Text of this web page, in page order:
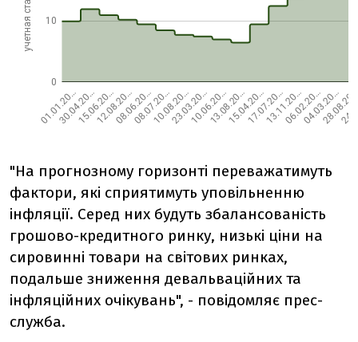
"На прогнозному горизонті переважатимуть
фактори, які сприятимуть уповільненню
інфляції. Серед них будуть збалансованість
грошово-кредитного ринку, низькі ціни на
сировинні товари на світових ринках,
подальше зниження девальваційних та
інфляційних очікувань", - повідомляє прес-
служба.